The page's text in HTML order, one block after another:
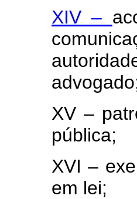
XIV –
XV –
pública;
XVI –
em lei;